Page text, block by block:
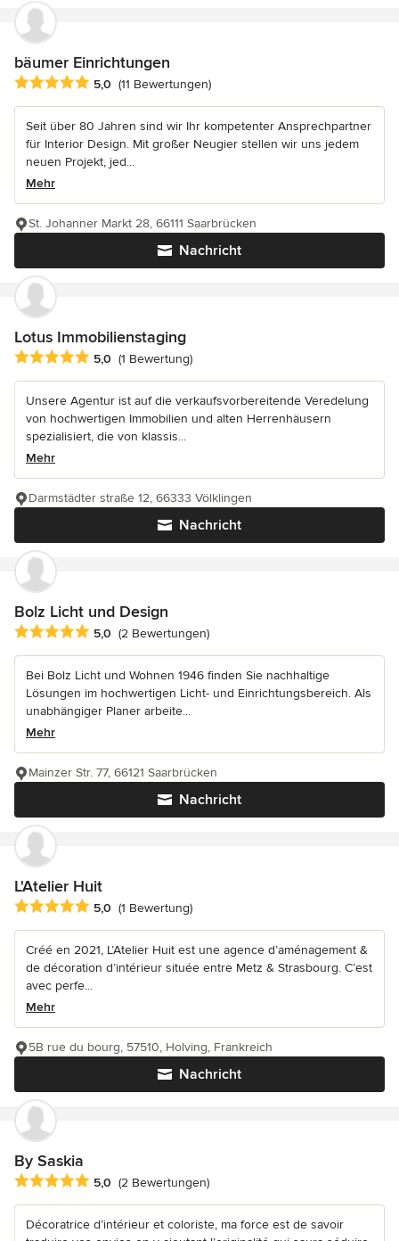
bäumer Einrichtungen
Durchschnittliche Bewertung: 5 von 5 Sternen
5,0 (11 Bewertungen)
Seit über 80 Jahren sind wir Ihr kompetenter Ansprechpartner
für Interior Design. Mit großer Neugier stellen wir uns jedem
neuen Projekt, jed...
Mehr
Nachricht
St. Johanner Markt 28, 66111 Saarbrücken
Lotus Immobilienstaging
Durchschnittliche Bewertung: 5 von 5 Sternen
5,0 (1 Bewertung)
Unsere Agentur ist auf die verkaufsvorbereitende Veredelung
von hochwertigen Immobilien und alten Herrenhäusern
spezialisiert, die von klassis...
Mehr
Nachricht
Darmstädter straße 12, 66333 Völklingen
Bolz Licht und Design
Durchschnittliche Bewertung: 5 von 5 Sternen
5,0 (2 Bewertungen)
Bei Bolz Licht und Wohnen 1946 finden Sie nachhaltige
Lösungen im hochwertigen Licht- und Einrichtungsbereich. Als
unabhängiger Planer arbeite...
Mehr
Nachricht
Mainzer Str. 77, 66121 Saarbrücken
L'Atelier Huit
Durchschnittliche Bewertung: 5 von 5 Sternen
5,0 (1 Bewertung)
Créé en 2021, L’Atelier Huit est une agence d’aménagement &
de décoration d’intérieur située entre Metz & Strasbourg. C’est
avec perfe...
Mehr
Nachricht
5B rue du bourg, 57510, Holving, Frankreich
By Saskia
Durchschnittliche Bewertung: 5 von 5 Sternen
5,0 (2 Bewertungen)
Décoratrice d’intérieur et coloriste, ma force est de savoir